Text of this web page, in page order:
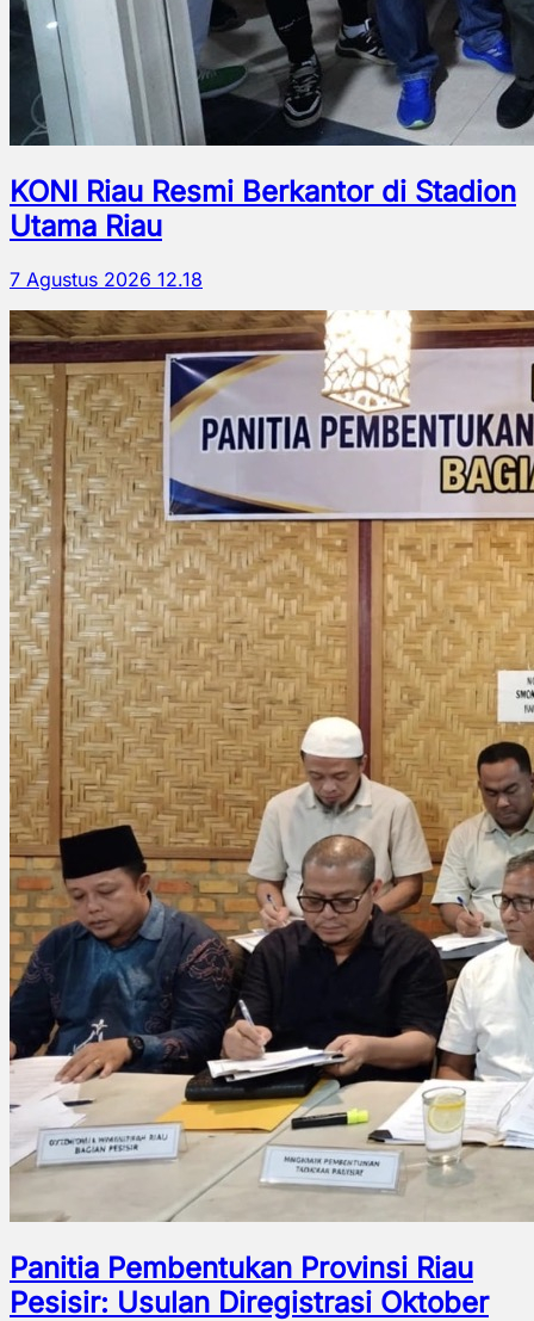
KONI Riau Resmi Berkantor di Stadion
Utama Riau
7 Agustus 2026 12.18
Panitia Pembentukan Provinsi Riau
Pesisir: Usulan Diregistrasi Oktober